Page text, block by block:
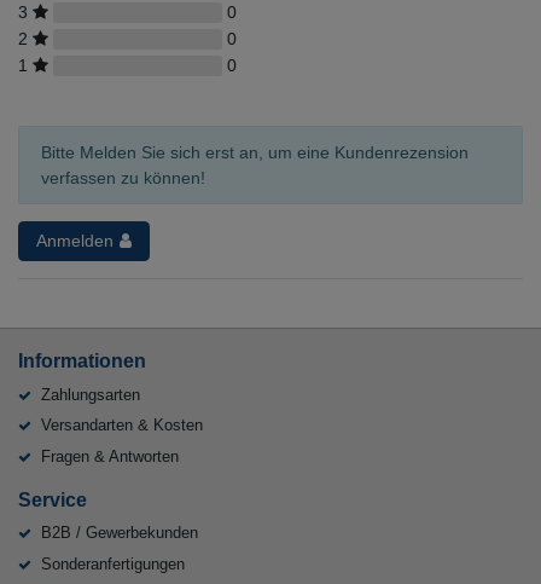
3
0
2
0
1
0
Bitte Melden Sie sich erst an, um eine Kundenrezension
verfassen zu können!
Anmelden
Informationen
Zahlungsarten
Versandarten & Kosten
Fragen & Antworten
Service
B2B / Gewerbekunden
Sonderanfertigungen